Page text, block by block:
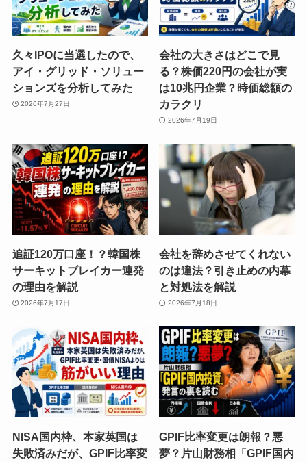
久々IPOに当選したので、
アイ・グリッド・ソリュー
ションズを分析してみた
2026年7月27日
会社の大きさはどこで見
る？株価220円の会社が実
は10兆円企業？時価総額の
カラクリ
2026年7月19日
追証120万口座！？韓国株
サーキットブレイカー連発
の理由を解説
2026年7月17日
会社を辞めさせてくれない
のは違法？引き止めの内幕
と対処法を解説
2026年7月18日
NISA国内枠、本家英国は
失敗済みだが、GPIF比率変
GPIF比率変更は朗報？悪
夢？片山財務相「GPIF国内